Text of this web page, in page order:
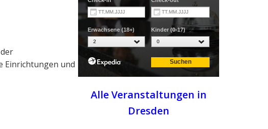
Einrichtungen und
Alle Veranstaltungen in
Dresden